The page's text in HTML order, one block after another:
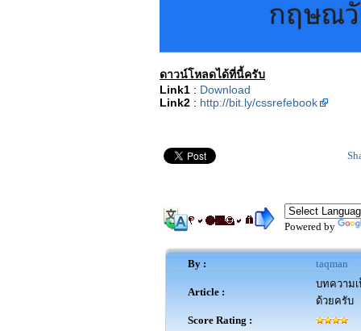
ดาวน์โหลดได้ที่นี้ครับ
Link1 : Download
Link2 : http://bit.ly/cssrefebook
Powered by
By : taqman
Article :
บทความ
ด้วยครับ
Score Rating :